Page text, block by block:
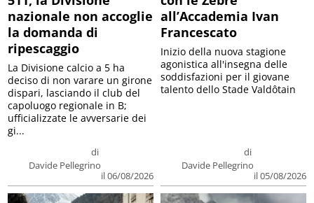
nazionale non accoglie
la domanda di
ripescaggio
di
Davide Pellegrino
il 06/08/2026
La Divisione calcio a 5 ha
deciso di non varare un girone
dispari, lasciando il club del
capoluogo regionale in B;
ufficializzate le avversarie dei
gi...
all’Accademia Ivan
Francescato
di
Davide Pellegrino
il 05/08/2026
Inizio della nuova stagione
agonistica all'insegna delle
soddisfazioni per il giovane
talento dello Stade Valdôtain